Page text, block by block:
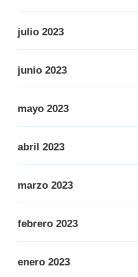
julio 2023
junio 2023
mayo 2023
abril 2023
marzo 2023
febrero 2023
enero 2023